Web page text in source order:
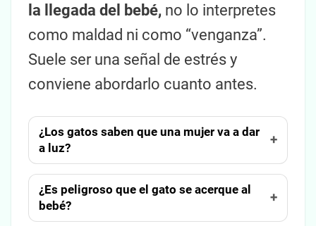
la llegada del bebé, no lo interpretes
como maldad ni como “venganza”.
Suele ser una señal de estrés y
conviene abordarlo cuanto antes.
¿Los gatos saben que una mujer va a dar
a luz?
¿Es peligroso que el gato se acerque al
bebé?